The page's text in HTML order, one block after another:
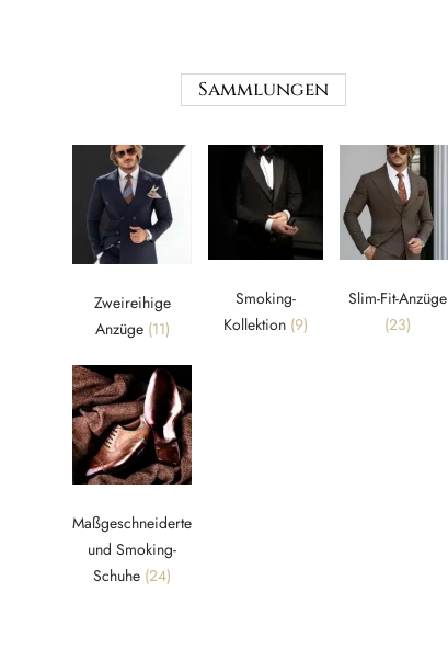
Sammlungen
Zweireihige
Anzüge (11)
Smoking-
Kollektion (9)
Slim-Fit-Anzüge
(23)
Maßgeschneiderte
und Smoking-
Schuhe (24)